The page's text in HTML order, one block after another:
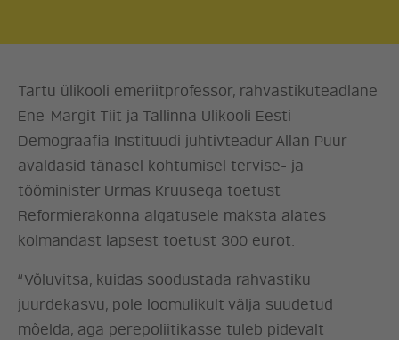
Tartu ülikooli emeriitprofessor, rahvastikuteadlane
Ene-Margit Tiit ja Tallinna Ülikooli Eesti
Demograafia Instituudi juhtivteadur Allan Puur
avaldasid tänasel kohtumisel tervise- ja
tööminister Urmas Kruusega toetust
Reformierakonna algatusele maksta alates
kolmandast lapsest toetust 300 eurot.
“Võluvitsa, kuidas soodustada rahvastiku
juurdekasvu, pole loomulikult välja suudetud
mõelda, aga perepoliitikasse tuleb pidevalt